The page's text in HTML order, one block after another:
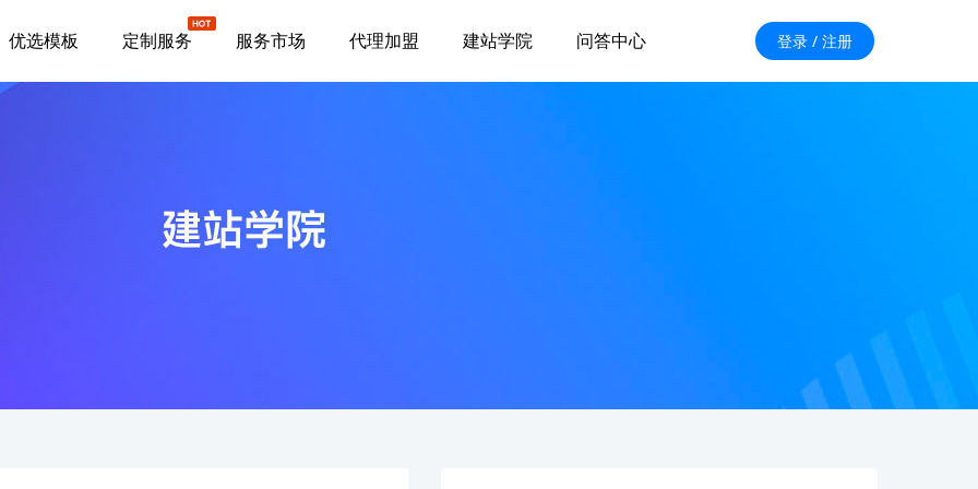
优选模板 定制服务 服务市场 代理加盟 建站学院 问答中心 登录 / 注册